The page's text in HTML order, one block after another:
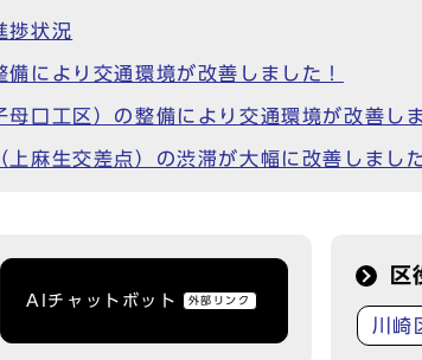
捗状況
備により交通環境が改善しました！
母口工区）の整備により交通環境が改善し
上麻生交差点）の渋滞が大幅に改善しま
AIチャットボット 外部リンク
区
川崎